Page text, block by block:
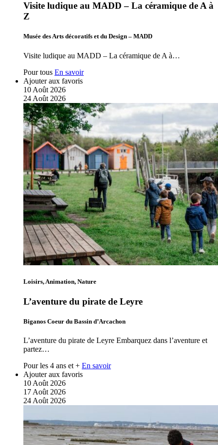
Visite ludique au MADD – La céramique de A à
Z
Musée des Arts décoratifs et du Design – MADD
Visite ludique au MADD – La céramique de A à…
Pour tous En savoir
Ajouter aux favoris
10 Août 2026
24 Août 2026
Loisirs, Animation, Nature
L’aventure du pirate de Leyre
Biganos Coeur du Bassin d’Arcachon
L’aventure du pirate de Leyre Embarquez dans l’aventure et
partez…
Pour les 4 ans et + En savoir
Ajouter aux favoris
10 Août 2026
17 Août 2026
24 Août 2026